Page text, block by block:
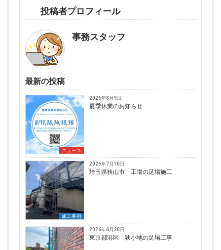
投稿者プロフィール
事務スタッフ
最新の投稿
ニュース
2026年8月9日
夏季休業のお知らせ
施工事例
2026年7月10日
埼玉県狭山市 工場の足場施工
2026年6月20日
東京都港区 狭小地の足場工事